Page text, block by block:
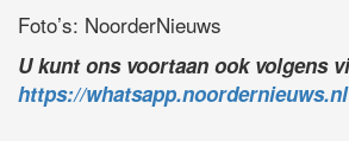
Foto’s: NoorderNieuws
U kunt ons voortaan ook volgens
https://whatsapp.noordernieuws.nl